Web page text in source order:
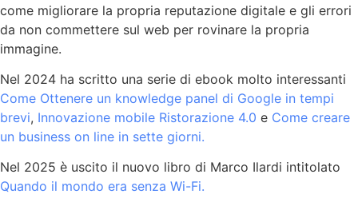
come migliorare la propria reputazione digitale e gli errori
da non commettere sul web per rovinare la propria
immagine.
Nel 2024 ha scritto una serie di ebook molto interessanti
Come Ottenere un knowledge panel di Google in tempi
brevi, Innovazione mobile Ristorazione 4.0 e Come creare
un business on line in sette giorni.
Nel 2025 è uscito il nuovo libro di Marco Ilardi intitolato
Quando il mondo era senza Wi-Fi.